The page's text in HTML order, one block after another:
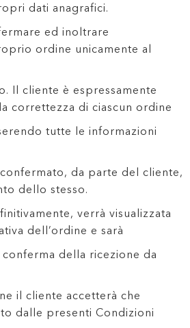
dati anagrafici.
ed inoltrare
ordine unicamente al
Il cliente è espressamente
correttezza di ciascun ordine
tutte le informazioni
da parte del cliente,
dello stesso.
verrà visualizzata
dell’ordine e sarà
della ricezione da
il cliente accetterà che
dalle presenti Condizioni